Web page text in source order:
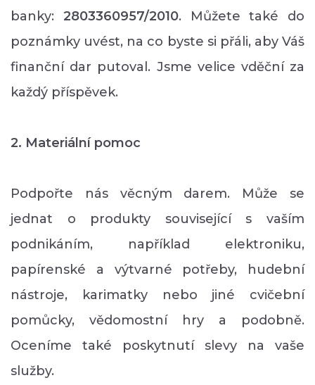
banky: 2803360957/2010. Můžete také do
poznámky uvést, na co byste si přáli, aby Váš
finanční dar putoval. Jsme velice vděční za
každý příspěvek.
2. Materiální pomoc
Podpořte nás věcným darem. Může se
jednat o produkty související s vaším
podnikáním, například elektroniku,
papírenské a výtvarné potřeby, hudební
nástroje, karimatky nebo jiné cvičební
pomůcky, vědomostní hry a podobně.
Oceníme také poskytnutí slevy na vaše
služby.